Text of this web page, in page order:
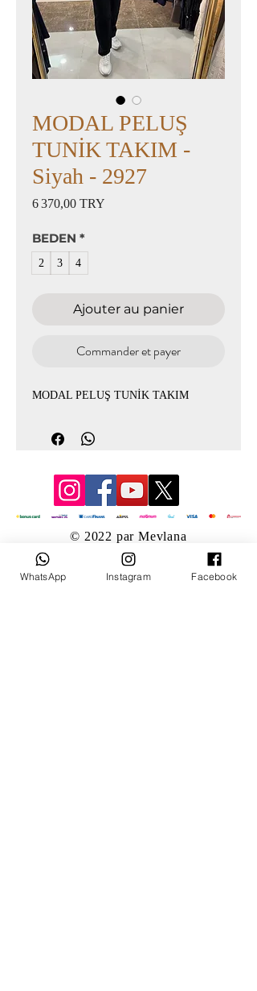
MODAL PELUŞ
TUNİK TAKIM -
Siyah - 2927
6 370,00 TRY
BEDEN *
2 3 4
Ajouter au panier
Commander et payer
MODAL PELUŞ TUNİK TAKIM
© 2022 par Mevlana
WhatsApp Instagram Facebook